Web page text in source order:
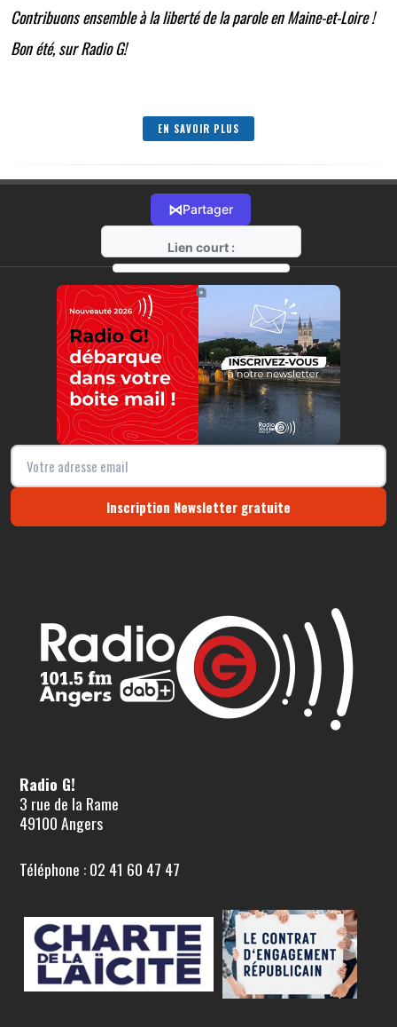
Contribuons ensemble à la liberté de la parole en Maine-et-Loire !
Bon été, sur Radio G!
EN SAVOIR PLUS
⋈Partager
Lien court :
https://radio-g.fr?r331
⧉
Inscription Newsletter gratuite
Radio G!
3 rue de la Rame
49100 Angers
Téléphone : 02 41 60 47 47